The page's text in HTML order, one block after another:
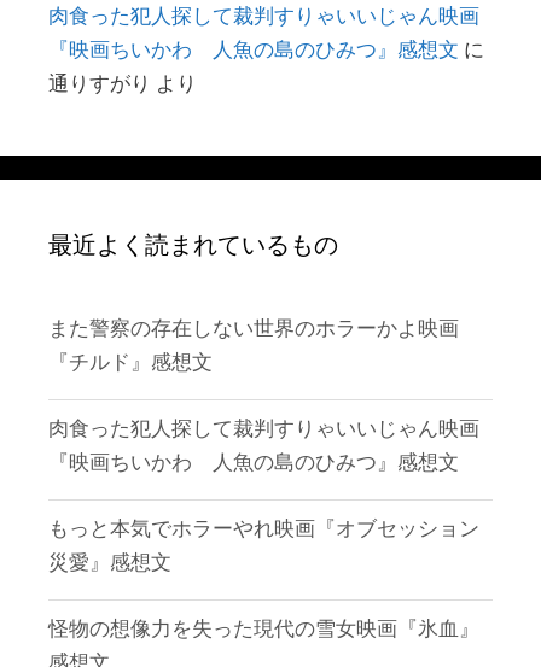
肉食った犯人探して裁判すりゃいいじゃん映画
『映画ちいかわ 人魚の島のひみつ』感想文 に
通りすがり より
最近よく読まれているもの
また警察の存在しない世界のホラーかよ映画
『チルド』感想文
肉食った犯人探して裁判すりゃいいじゃん映画
『映画ちいかわ 人魚の島のひみつ』感想文
もっと本気でホラーやれ映画『オブセッション
災愛』感想文
怪物の想像力を失った現代の雪女映画『氷血』